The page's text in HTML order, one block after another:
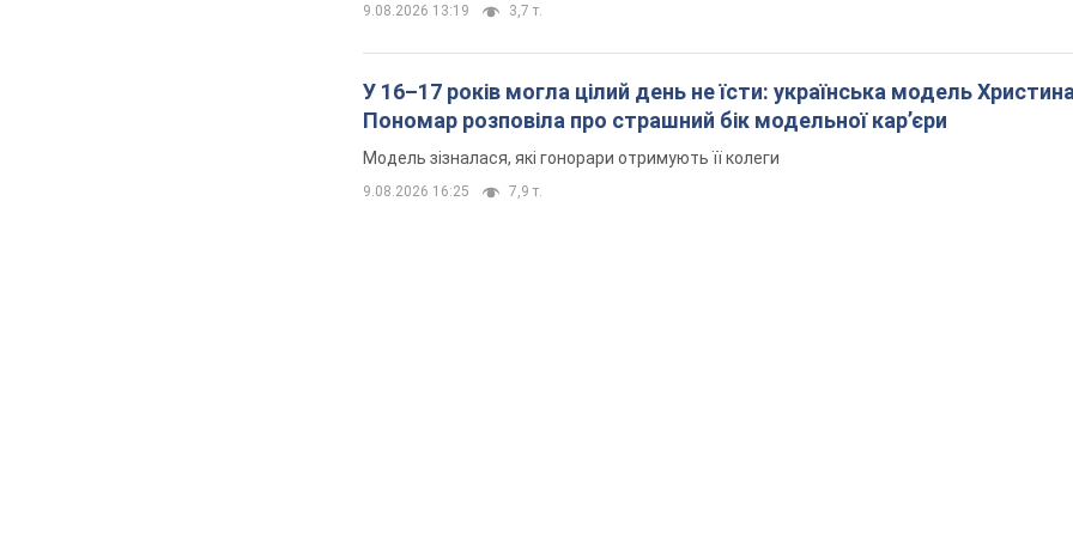
9.08.2026 13:19 3,7 т.
У 16–17 років могла цілий день не їсти: українська модель
Пономар розповіла про страшний бік модельної кар’єри
Модель зізналася, які гонорари отримують її колеги
9.08.2026 16:25 7,9 т.